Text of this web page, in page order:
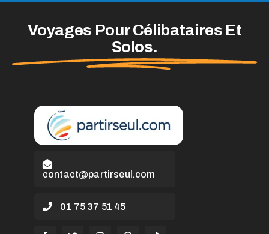
Voyages Pour Célibataires Et
Solos.
contact@partirseul.com
01 75 37 51 45